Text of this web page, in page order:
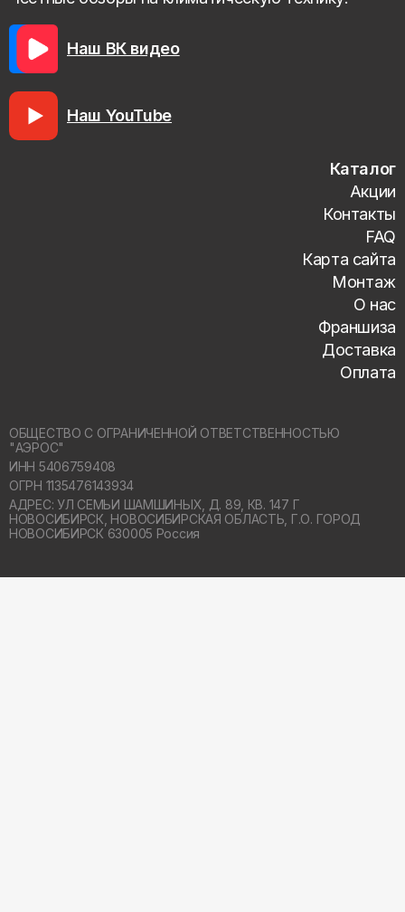
Наш ВК видео
Наш YouTube
Каталог
Акции
Контакты
FAQ
Карта сайта
Монтаж
О нас
Франшиза
Доставка
Оплата
ОБЩЕСТВО С ОГРАНИЧЕННОЙ ОТВЕТСТВЕННОСТЬЮ
"АЭРОС"
ИНН 5406759408
ОГРН 1135476143934
АДРЕС: УЛ СЕМЬИ ШАМШИНЫХ, Д. 89, КВ. 147 Г
НОВОСИБИРСК, НОВОСИБИРСКАЯ ОБЛАСТЬ, Г.О. ГОРОД
НОВОСИБИРСК 630005 Россия